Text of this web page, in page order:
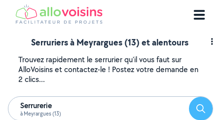
Serruriers à Meyrargues (13) et alentours
Trouvez rapidement le serrurier qu'il vous faut sur
AlloVoisins et contactez-le ! Postez votre demande en
2 clics...
Serrurerie
à Meyrargues (13)